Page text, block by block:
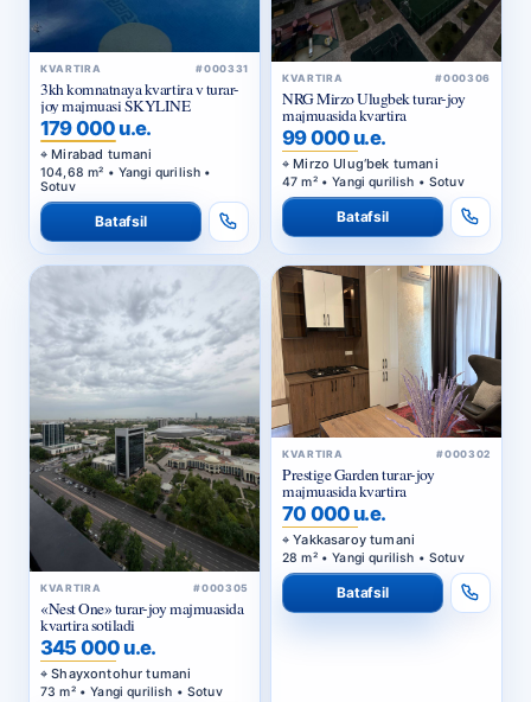
KVARTIRA #000331
3kh komnatnaya kvartira v turar-
joy majmuasi SKYLINE
179 000 u.e.
Mirabad tumani
104,68 m² • Yangi qurilish •
Sotuv
Batafsil
KVARTIRA #000306
NRG Mirzo Ulugbek turar-joy
majmuasida kvartira
99 000 u.e.
Mirzo Ulug‘bek tumani
47 m² • Yangi qurilish • Sotuv
Batafsil
KVARTIRA #000305
«Nest One» turar-joy majmuasida
kvartira sotiladi
345 000 u.e.
Shayxontohur tumani
73 m² • Yangi qurilish • Sotuv
KVARTIRA #000302
Prestige Garden turar-joy
majmuasida kvartira
70 000 u.e.
Yakkasaroy tumani
28 m² • Yangi qurilish • Sotuv
Batafsil